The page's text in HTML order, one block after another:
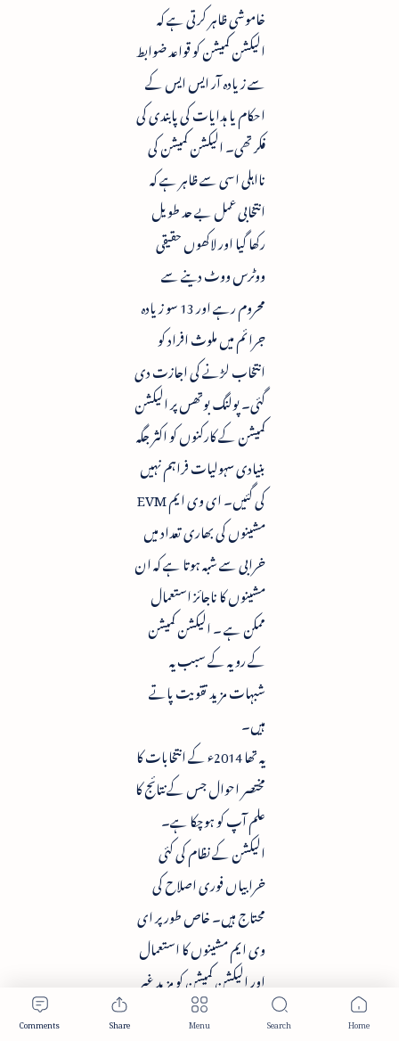
خاموشی ظاہر کرتی ہے کہ
الیکشن کمیشن کو قواعد ضوابط
سے زیادہ آر ایس ایس کے
احکام یا ہدایات کی پابندی کی
فکر تھی۔ الیکشن کمیشن کی
نااہلی اسی سے ظاہر ہے کہ
انتخابی عمل بے حد طویل
رکھا گیا اور لاکھوں حقیقی
ووٹرس ووٹ دینے سے
محروم رہے اور 13 سو زیادہ
جرائم میں ملوث افراد کو
انتخاب لڑنے کی اجازت دی
گئی۔ پولنگ بوتھس پر الیکشن
کمیشن کے کارکنوں کو اکثر جگہ
بنیادی سہولیات فراہم نہیں
کی گئیں۔ ای وی ایم EVM
مشینوں کی بھاری تعداد میں
خرابی سے شبہ ہوتا ہے کہ ان
مشینوں کا ناجائز استعمال
ممکن ہے ۔ الیکشن کمیشن
کے رویہ کے سبب یہ
شبہات مزید تقویت پاتے
ہیں۔
یہ تھا 2014ء کے انتخابات کا
مختصر احوال جس کے نتائج کا
علم آپ کو ہوچکا ہے۔
الیکشن کے نظام کی کئی
خرابیاں فوری اصلاح کی
محتاج ہیں۔ خاص طور پر ای
وی ایم مشینوں کا استعمال
اور الیکشن کمیشن کو مزید غیر
جانبدار اور فعال بنانا بھی